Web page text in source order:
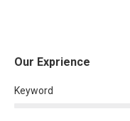
Our Exprience
Keyword